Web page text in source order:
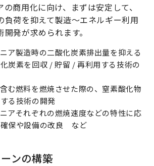
商用化に向け、まずは安定して、
負荷を抑えて製造〜エネルギー利用
発が求められます。
ア製造時の二酸化炭素排出量を抑える
炭素を回収 / 貯留 / 再利用する技術の
む燃料を燃焼させた際の、窒素酸化物
る技術の開発
アそれぞれの燃焼速度などの特性に応
確保や設備の改良 など
ンの構築